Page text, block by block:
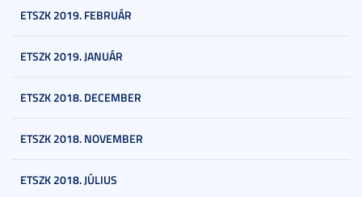
ETSZK 2019. FEBRUÁR
ETSZK 2019. JANUÁR
ETSZK 2018. DECEMBER
ETSZK 2018. NOVEMBER
ETSZK 2018. JÚLIUS